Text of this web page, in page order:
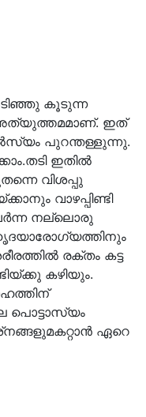
കൂടുന്ന
ഇത്
പുറന്തള്ളുന്നു.
ഇതില്‍
വിശപ്പു
വാഴപ്പിണ്ടി
നല്ലൊരു
ഹൃദയാരോഗ്യത്തിനും
രക്തം കട്ട
കഴിയും.
ഏറെ